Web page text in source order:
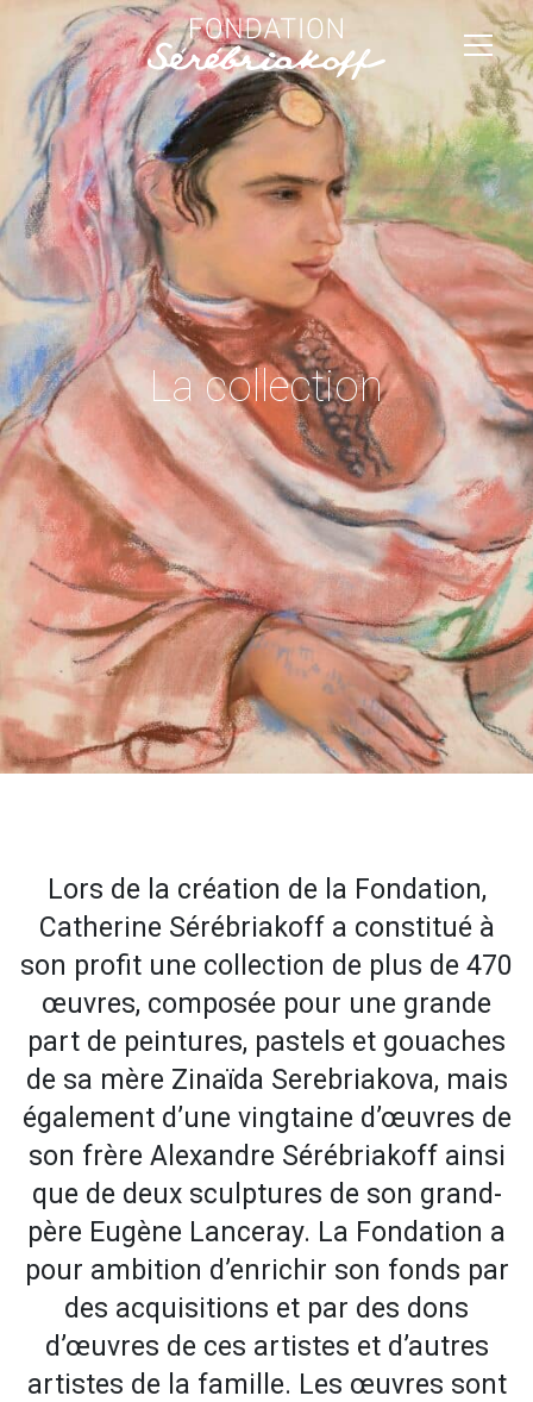
La collection
Lors de la création de la Fondation,
Catherine Sérébriakoff a constitué à
son profit une collection de plus de 470
œuvres, composée pour une grande
part de peintures, pastels et gouaches
de sa mère Zinaïda Serebriakova, mais
également d’une vingtaine d’œuvres de
son frère Alexandre Sérébriakoff ainsi
que de deux sculptures de son grand-
père Eugène Lanceray. La Fondation a
pour ambition d’enrichir son fonds par
des acquisitions et par des dons
d’œuvres de ces artistes et d’autres
artistes de la famille. Les œuvres sont